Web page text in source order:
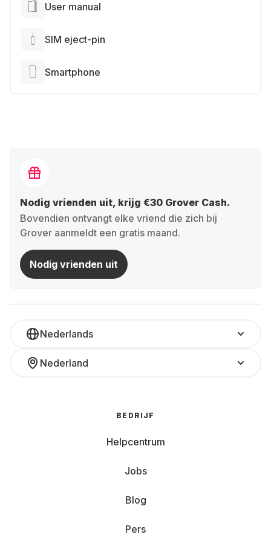
User manual
SIM eject-pin
Smartphone
Nodig vrienden uit, krijg €30 Grover Cash.
Bovendien ontvangt elke vriend die zich bij
Grover aanmeldt een gratis maand.
Nodig vrienden uit
Nederlands
Nederland
BEDRIJF
Helpcentrum
Jobs
Blog
Pers